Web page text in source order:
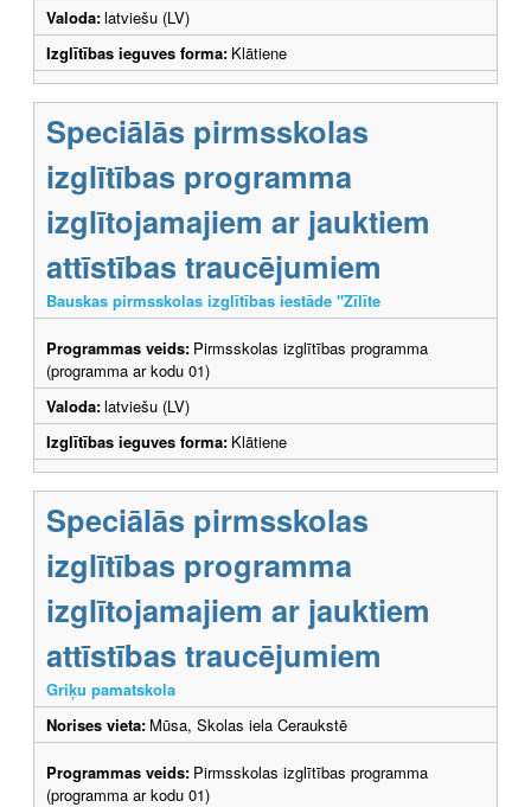
Valoda:latviešu (LV)
Izglītības ieguves forma: Klātiene
Speciālās pirmsskolas
izglītības programma
izglītojamajiem ar jauktiem
attīstības traucējumiem
Bauskas pirmsskolas izglītības iestāde "Zīlīte
Programmas veids: Pirmsskolas izglītības programma
(programma ar kodu 01)
Valoda:latviešu (LV)
Izglītības ieguves forma: Klātiene
Speciālās pirmsskolas
izglītības programma
izglītojamajiem ar jauktiem
attīstības traucējumiem
Griķu pamatskola
Norises vieta: Mūsa, Skolas iela Ceraukstē
Programmas veids: Pirmsskolas izglītības programma
(programma ar kodu 01)